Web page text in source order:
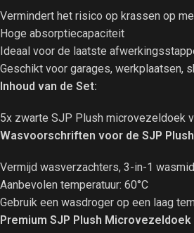
Vermindert het risico op krassen op
Hoge absorptiecapaciteit
Ideaal voor de laatste
Geschikt voor garages, werkplaatsen,
Inhoud van de Set:
5x zwarte SJP Plush microvezeldoek
Wasvoorschriften voor de SJP
Vermijd wasverzachters, 3-in-1
Aanbevolen temperatuur: 60°C
Gebruik een wasdroger op een laag
Premium SJP Plush